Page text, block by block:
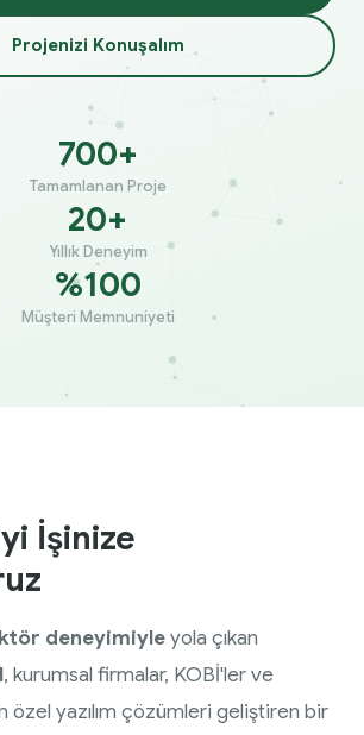
Projenizi Konuşalım
700+
Tamamlanan Proje
20+
Yıllık Deneyim
%100
Müşteri Memnuniyeti
İşinize
deneyimiyleyola çıkan
, kurumsal firmalar, KOBİ'ler ve
özel yazılım çözümleri geliştiren bir